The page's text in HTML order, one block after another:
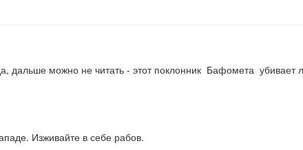
можно не читать - этот поклонник  Бафомета  убивает
Изживайте в себе рабов.